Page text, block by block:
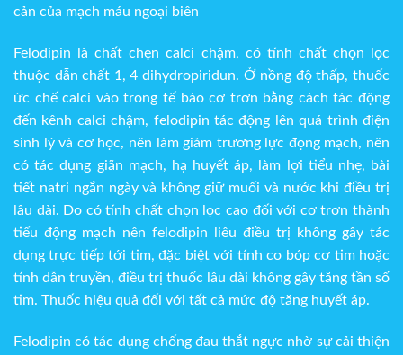
cản của mạch máu ngoại biên
Felodipin là chất chẹn calci chậm, có tính chất chọn lọc
thuộc dẫn chất 1, 4 dihydropiridun. Ở nồng độ thấp, thuốc
ức chế calci vào trong tế bào cơ trơn bằng cách tác động
đến kênh calci chậm, felodipin tác động lên quá trình điện
sinh lý và cơ học, nên làm giảm trương lực đọng mạch, nên
có tác dụng giãn mạch, hạ huyết áp, làm lợi tiểu nhẹ, bài
tiết natri ngắn ngày và không giữ muối và nước khi điều trị
lâu dài. Do có tính chất chọn lọc cao đối với cơ trơn thành
tiểu động mạch nên felodipin liêu điều trị không gây tác
dụng trực tiếp tới tim, đặc biệt với tính co bóp cơ tim hoặc
tính dẫn truyền, điều trị thuốc lâu dài không gây tăng tần số
tim. Thuốc hiệu quả đối với tất cả mức độ tăng huyết áp.
Felodipin có tác dụng chống đau thắt ngực nhờ sự cải thiện